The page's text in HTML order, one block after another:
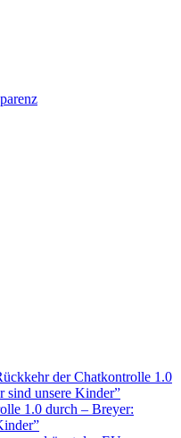
der Chatkontrolle 1.0
sind unsere Kinder”
1.0 durch – Breyer: